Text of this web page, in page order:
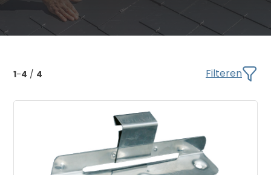
1-4 / 4 Filteren